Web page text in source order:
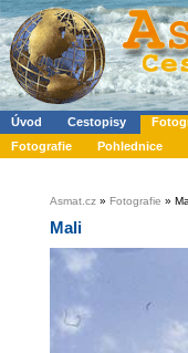
Úvod Cestopisy
Fotografie
Pohlednice
Asmat.cz » Fotografie »
Mali